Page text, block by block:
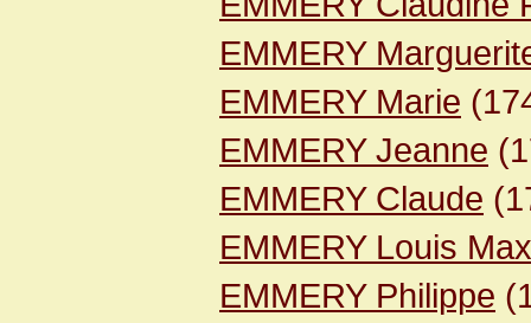
EMMERY
EMMERY Marie
EMMERY Jeanne
EMMERY Claude
EMMERY Louis
EMMERY Philippe